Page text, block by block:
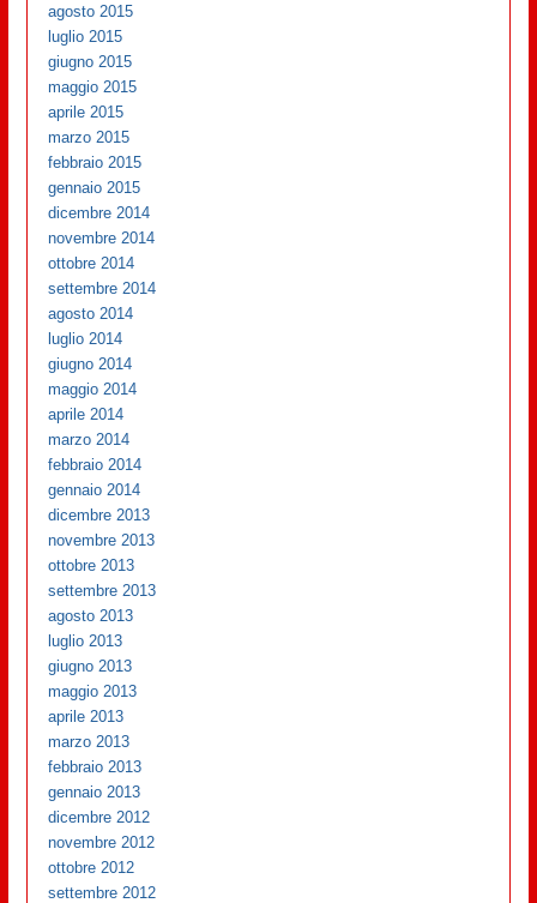
agosto 2015
luglio 2015
giugno 2015
maggio 2015
aprile 2015
marzo 2015
febbraio 2015
gennaio 2015
dicembre 2014
novembre 2014
ottobre 2014
settembre 2014
agosto 2014
luglio 2014
giugno 2014
maggio 2014
aprile 2014
marzo 2014
febbraio 2014
gennaio 2014
dicembre 2013
novembre 2013
ottobre 2013
settembre 2013
agosto 2013
luglio 2013
giugno 2013
maggio 2013
aprile 2013
marzo 2013
febbraio 2013
gennaio 2013
dicembre 2012
novembre 2012
ottobre 2012
settembre 2012